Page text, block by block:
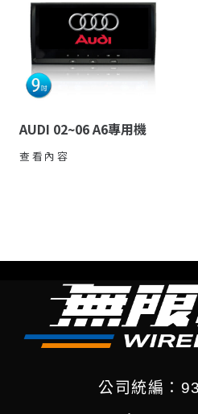
AUDI 02~06 A6專用機
查看內容
公司統編：